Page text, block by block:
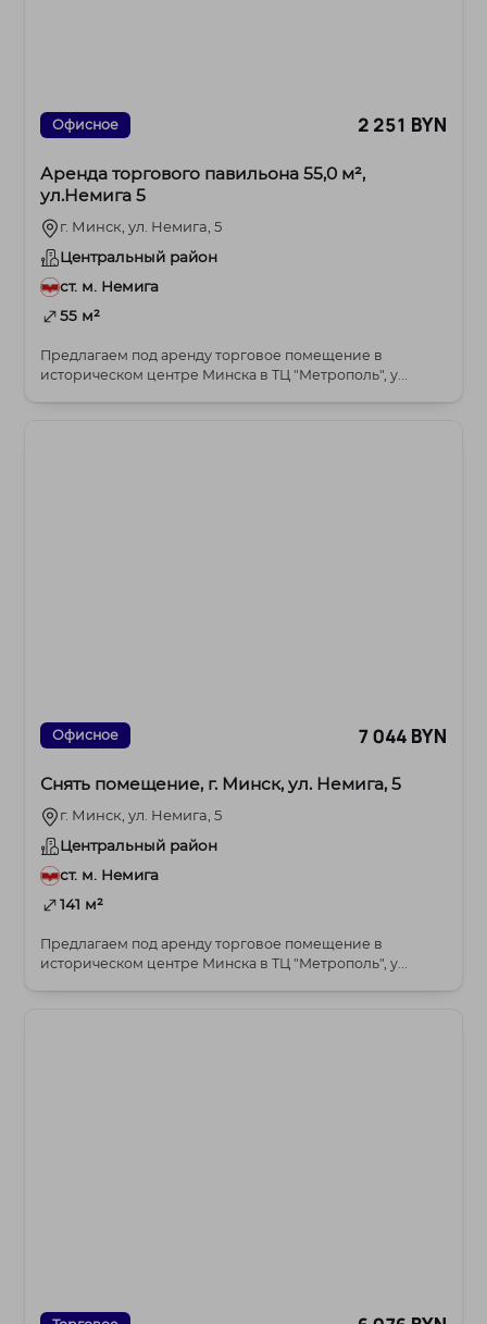
Офисное 2 251 BYN
Аренда торгового павильона 55,0 м²,
ул.Немига 5
г. Минск, ул. Немига, 5
Центральный район
ст. м. Немига
55 м²
Предлагаем под аренду торговое помещение в
историческом центре Минска в ТЦ "Метрополь", у...
Офисное 7 044 BYN
Снять помещение, г. Минск, ул. Немига, 5
г. Минск, ул. Немига, 5
Центральный район
ст. м. Немига
141 м²
Предлагаем под аренду торговое помещение в
историческом центре Минска в ТЦ "Метрополь", у...